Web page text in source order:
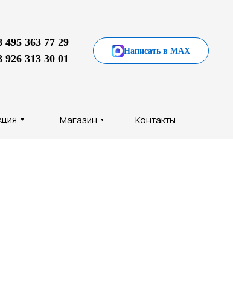
495 363 77 29
926 313 30 01
Написать в MAX
Контакты
Магазин